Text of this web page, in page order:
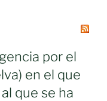
por el
en el que
que se ha